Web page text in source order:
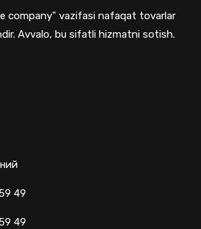
company" vazifasi nafaqat tovarlar
Avvalo, bu sifatli hizmatni sotish.
49
49